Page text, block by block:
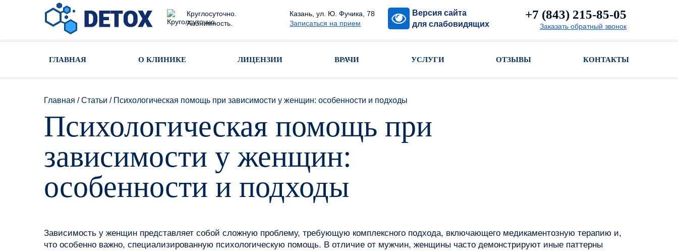
Круглосуточно.
Анонимность.
Казань, ул. Ю. Фучика, 78
Записаться на прием
Версия сайта
для слабовидящих
+7 (843) 215-85-05
Заказать обратный звонок
ГЛАВНАЯ О КЛИНИКЕ ЛИЦЕНЗИИ ВРАЧИ УСЛУГИ ОТЗЫВЫ КОНТАКТЫ
Главная /Статьи / Психологическая помощь при зависимости у женщин: особенности и подходы
Психологическая помощь при
зависимости у женщин:
особенности и подходы
Зависимость у женщин представляет собой сложную проблему, требующую комплексного подхода, включающего медикаментозную терапию и,
что особенно важно, специализированную психологическую помощь. В отличие от мужчин, женщины часто демонстрируют иные паттерны